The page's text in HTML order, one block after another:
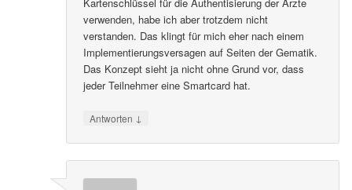
verwenden, habe ich aber trotzdem nicht
verstanden. Das klingt für mich eher nach einem
Implementierungsversagen auf Seiten der Gematik.
Das Konzept sieht ja nicht ohne Grund vor, dass
jeder Teilnehmer eine Smartcard hat.
Antworten ↓